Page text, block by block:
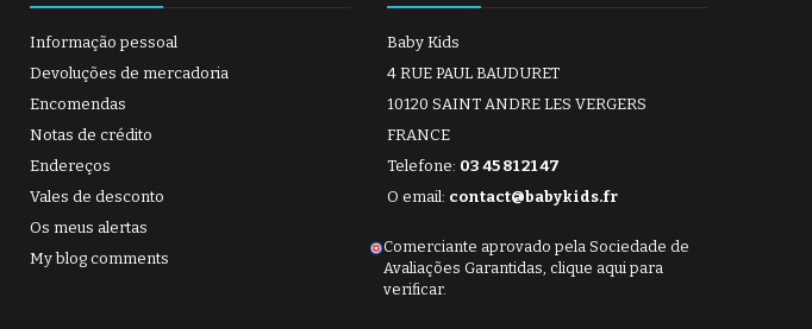
Informação pessoal
Devoluções de mercadoria
Encomendas
Notas de crédito
Endereços
Vales de desconto
Os meus alertas
My blog comments
Baby Kids
4 RUE PAUL BAUDURET
10120 SAINT ANDRE LES VERGERS
FRANCE
Telefone: 03 45 81 21 47
O email: contact@babykids.fr
Comerciante aprovado pela Sociedade de
Avaliações Garantidas, clique aqui para
verificar.